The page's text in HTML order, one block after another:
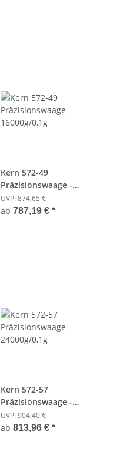
Kern 572-49
Präzisionswaage -
16000g/0,1g
UVP:874,65 €
ab 787,19 € *
Kern 572-57
Präzisionswaage -
24000g/0,1g
UVP:904,40 €
ab 813,96 € *